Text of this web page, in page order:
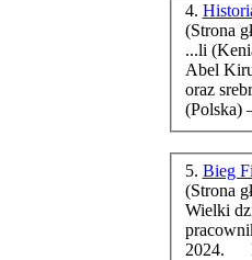
4.
(Strona
...li
Abel
oraz
(Polska)
5. Bieg
(Strona
Wielki